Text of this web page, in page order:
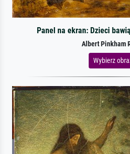
Panel na ekran: Dzieci
Albert Pinkham
Wybierz